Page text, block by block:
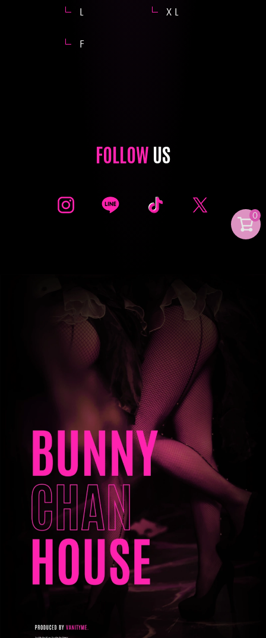
L XL
F
FOLLOW US
0